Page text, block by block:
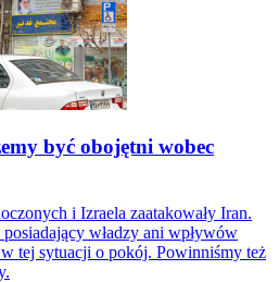
być obojętni wobec
i Izraela zaatakowały Iran.
władzy ani wpływów
tej sytuacji o pokój. Powinniśmy też